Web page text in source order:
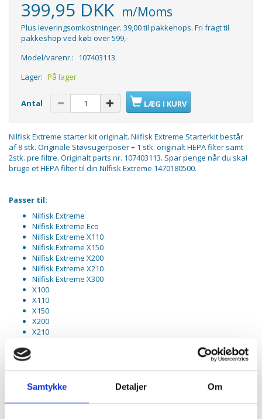
Samtykke Detaljer Om
399,95 DKK m/Moms
Plus leveringsomkostninger. 39,00 til pakkehops. Fri fragt til
pakkeshop ved køb over 599,-
Model/varenr.: 107403113
Lager: På lager
Antal LÆG I KURV
Nilfisk Extreme starter kit originalt. Nilfisk Extreme Starterkit består
af 8 stk. Originale Støvsugerposer + 1 stk. originalt HEPA filter samt
2stk. pre filtre. Originalt parts nr. 107403113. Spar penge når du skal
bruge et HEPA filter til din Nilfisk Extreme 1470180500.
Passer til:
Nilfisk Extreme
Nilfisk Extreme Eco
Nilfisk Extreme X110
Nilfisk Extreme X150
Nilfisk Extreme X200
Nilfisk Extreme X210
Nilfisk Extreme X300
X100
X110
X150
X200
X210
Indhold:
8 stk. støvsugerposer
1 stk. Originalt HEPA filter
2 stk. Originaler pre filtre